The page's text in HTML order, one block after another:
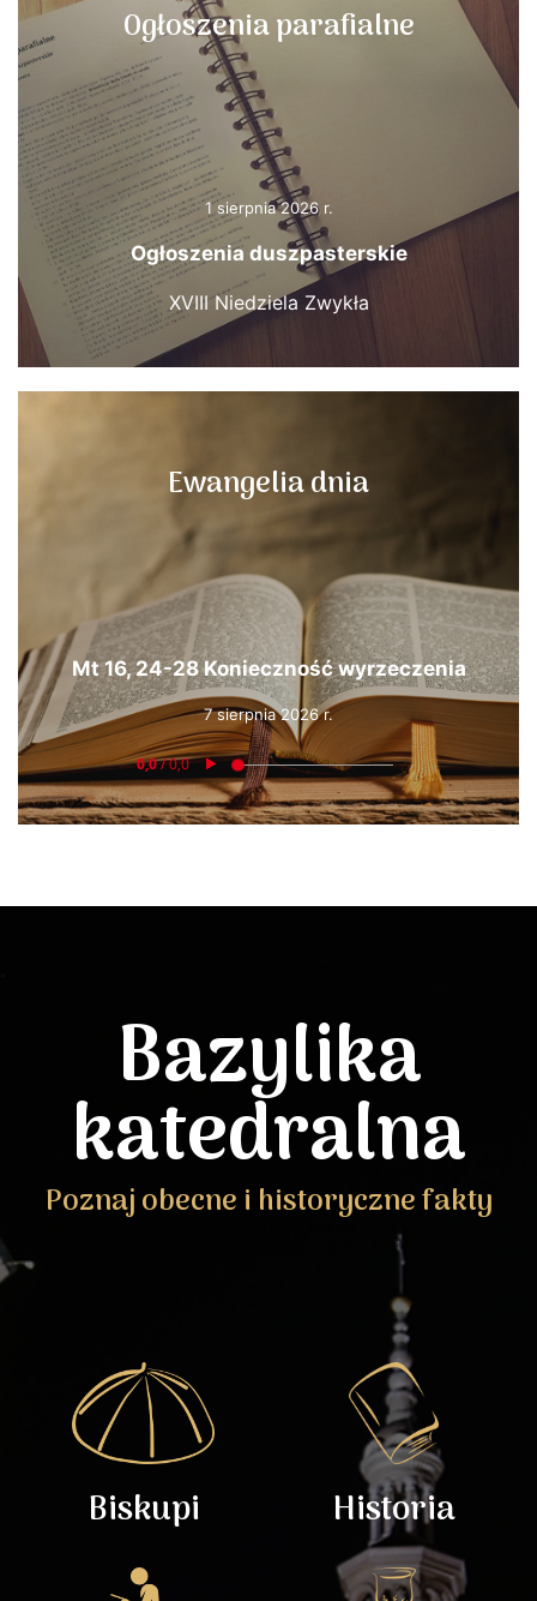
Ogłoszenia parafialne
1 sierpnia 2026 r.
Ogłoszenia duszpasterskie
XVIII Niedziela Zwykła
Ewangelia dnia
Mt 16, 24-28 Konieczność wyrzeczenia
7 sierpnia 2026 r.
Bazylika
katedralna
Poznaj obecne i historyczne fakty
Biskupi Historia